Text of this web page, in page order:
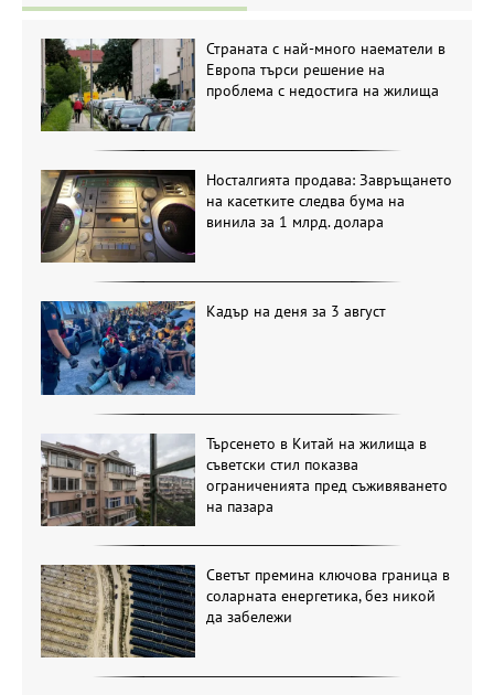
Страната с най-много наематели в
Европа търси решение на
проблема с недостига на жилища
Носталгията продава: Завръщането
на касетките следва бума на
винила за 1 млрд. долара
Кадър на деня за 3 август
Търсенето в Китай на жилища в
съветски стил показва
ограниченията пред съживяването
на пазара
Светът премина ключова граница в
соларната енергетика, без никой
да забележи